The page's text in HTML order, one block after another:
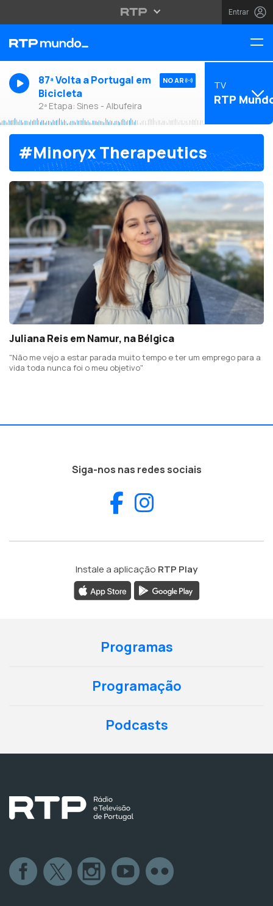
Entrar
87ª Volta a Portugal em
Bicicleta
2ª Etapa: Sines - Albufeira
NO AR TV
RTP
#Minoryx Therapeutics
Juliana Reis em Namur, na Bélgica
"Não me vejo a estar parada muito tempo e ter um emprego para a
vida toda nunca foi o meu objetivo"
Siga-nos nas redes sociais
Facebook
Instale a aplicação RTP Play
Programas
Programação
Podcasts